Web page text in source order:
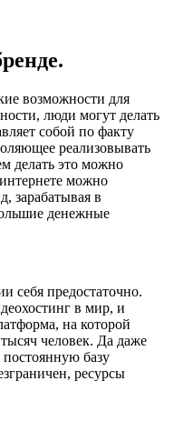
возможности для
люди могут делать
собой по факту
реализовывать
делать это можно
можно
зарабатывая в
денежные
себя предостаточно.
в мир, и
на которой
человек. Да даже
базу
ресурсы